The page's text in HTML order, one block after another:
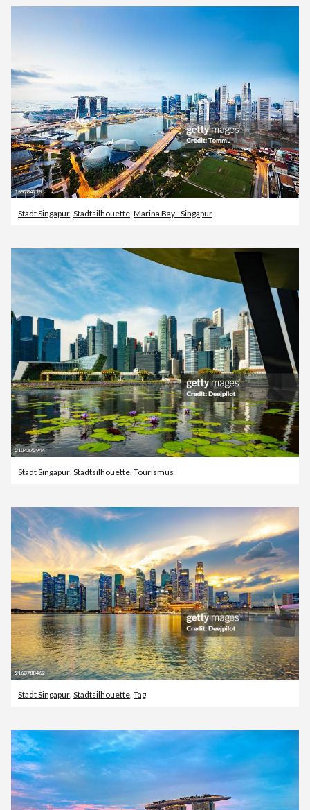
Stadt Singapur, Stadtsilhouette, Marina Bay - Singapur
Stadt Singapur Stadtsilhouette Tourismus
Stadt Singapur, Stadtsilhouette, Tag